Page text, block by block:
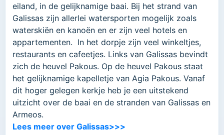
eiland, in de gelijknamige baai. Bij het strand van
Galissas zijn allerlei watersporten mogelijk zoals
waterskiën en kanoën en er zijn veel hotels en
appartementen. In het dorpje zijn veel winkeltjes,
restaurants en cafeetjes. Links van Galissas bevindt
zich de heuvel Pakous. Op de heuvel Pakous staat
het gelijknamige kapelletje van Agia Pakous. Vanaf
dit hoger gelegen kerkje heb je een uitstekend
uitzicht over de baai en de stranden van Galissas en
Armeos.
Lees meer over Galissas>>>